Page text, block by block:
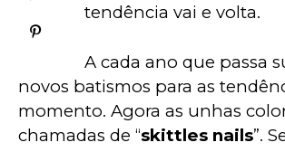
tendência vai e volta.
A cada ano que passa
novos batismos para as
momento. Agora as unhas
chamadas de “skittles nails”.